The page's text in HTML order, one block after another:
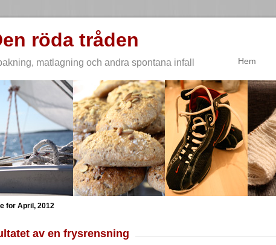
röda tråden
matlagning och andra spontana infall Hem
for April, 2012
av en frysrensning